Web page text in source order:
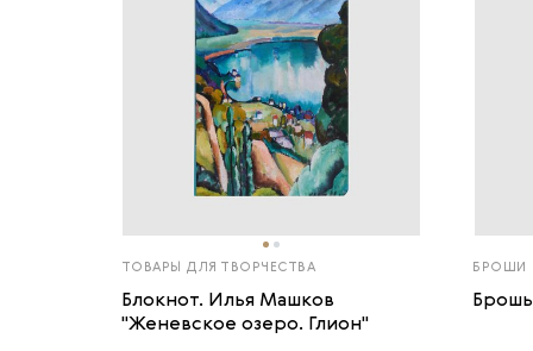
ТОВАРЫ ДЛЯ ТВОРЧЕСТВА
Блокнот. Илья Машков
"Женевское озеро. Глион"
БРОШИ